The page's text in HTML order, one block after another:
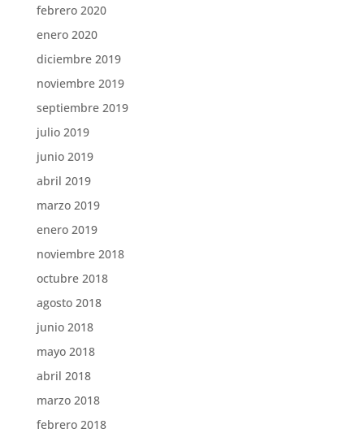
febrero 2020
enero 2020
diciembre 2019
noviembre 2019
septiembre 2019
julio 2019
junio 2019
abril 2019
marzo 2019
enero 2019
noviembre 2018
octubre 2018
agosto 2018
junio 2018
mayo 2018
abril 2018
marzo 2018
febrero 2018